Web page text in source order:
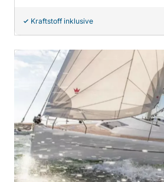
Kraftstoff inklusive